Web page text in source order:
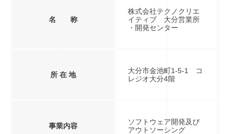
名 称
株式会社テクノクリエ
イティブ 大分営業所
・開発センター
所 在 地
大分市金池町1-5-1 コ
レジオ大分4階
事業内容
ソフトウェア開発及び
アウトソーシング